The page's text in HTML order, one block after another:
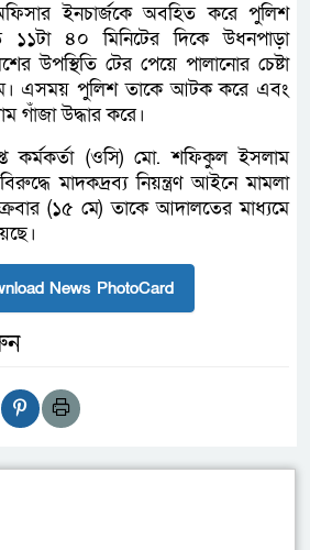
ইনচার্জকে অবহিত করে পুলিশ
১১টা ৪০ মিনিটের দিকে উধনপাড়া
উপস্থিতি টের পেয়ে পালানোর চেষ্টা
এসময় পুলিশ তাকে আটক করে এবং
গাঁজা উদ্ধার করে।
কর্মকর্তা (ওসি) মো. শফিকুল ইসলাম
মাদকদ্রব্য নিয়ন্ত্রণ আইনে মামলা
(১৫ মে) তাকে আদালতের মাধ্যমে
News PhotoCard